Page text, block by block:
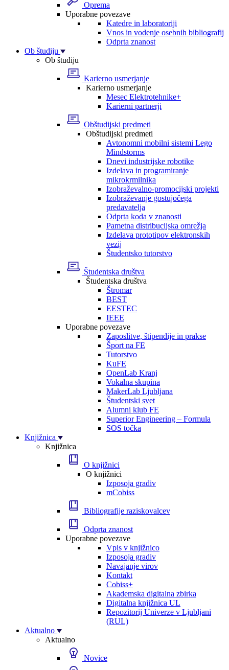
Oprema
Uporabne povezave
Katedre in laboratoriji
Vnos in vodenje osebnih bibliografij
Odprta znanost
Ob študiju
Ob študiju
Karierno usmerjanje
Karierno usmerjanje
Mesec Elektrotehnike+
Karierni partnerji
Obštudijski predmeti
Obštudijski predmeti
Avtonomni mobilni sistemi Lego
Mindstorms
Dnevi industrijske robotike
Izdelava in programiranje
mikrokrmilnika
Izobraževalno-promocijski projekti
Izobraževanje gostujočega
predavatelja
Odprta koda v znanosti
Pametna distribucijska omrežja
Izdelava prototipov elektronskih
vezij
Študentsko tutorstvo
Študentska društva
Študentska društva
Štromar
BEST
EESTEC
IEEE
Uporabne povezave
Zaposlitve, štipendije in prakse
Šport na FE
Tutorstvo
KuFE
OpenLab Kranj
Vokalna skupina
MakerLab Ljubljana
Študentski svet
Alumni klub FE
Superior Engineering – Formula
SOS točka
Knjižnica
Knjižnica
O knjižnici
O knjižnici
Izposoja gradiv
mCobiss
Bibliografije raziskovalcev
Odprta znanost
Uporabne povezave
Vpis v knjižnico
Izposoja gradiv
Navajanje virov
Kontakt
Cobiss+
Akademska digitalna zbirka
Digitalna knjižnica UL
Repozitorij Univerze v Ljubljani
(RUL)
Aktualno
Aktualno
Novice